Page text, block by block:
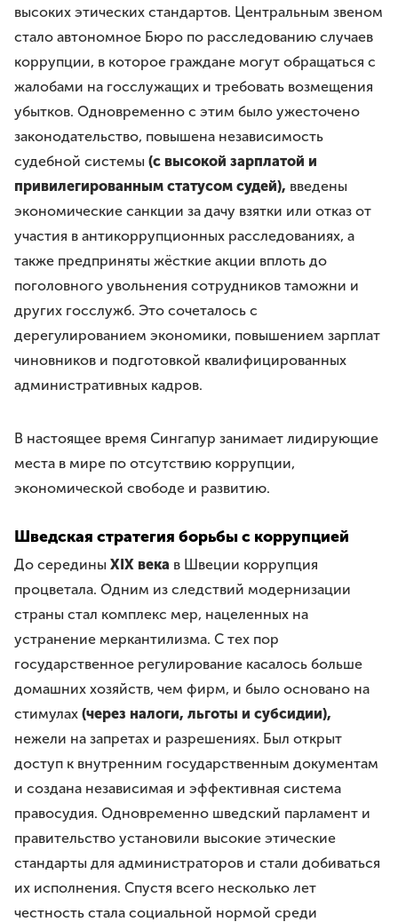
Лента новостей
Буклеты
Видео
Контакты
8 8422 41-48-22
г.Ульяновск, ул.Спасская, д.3
высоких этических стандартов. Центральным звеном
стало автономное Бюро по расследованию случаев
коррупции, в которое граждане могут обращаться с
жалобами на госслужащих и требовать возмещения
убытков. Одновременно с этим было ужесточено
законодательство, повышена независимость
судебной системы (с высокой зарплатой и
привилегированным статусом судей), введены
экономические санкции за дачу взятки или отказ от
участия в антикоррупционных расследованиях, а
также предприняты жёсткие акции вплоть до
поголовного увольнения сотрудников таможни и
других госслужб. Это сочеталось с
дерегулированием экономики, повышением зарплат
чиновников и подготовкой квалифицированных
административных кадров.
В настоящее время Сингапур занимает лидирующие
места в мире по отсутствию коррупции,
экономической свободе и развитию.
Шведская стратегия борьбы с коррупцией
До середины XIX века в Швеции коррупция
процветала. Одним из следствий модернизации
страны стал комплекс мер, нацеленных на
устранение меркантилизма. С тех пор
государственное регулирование касалось больше
домашних хозяйств, чем фирм, и было основано на
стимулах (через налоги, льготы и субсидии),
нежели на запретах и разрешениях. Был открыт
доступ к внутренним государственным документам
и создана независимая и эффективная система
правосудия. Одновременно шведский парламент и
правительство установили высокие этические
стандарты для администраторов и стали добиваться
их исполнения. Спустя всего несколько лет
честность стала социальной нормой среди